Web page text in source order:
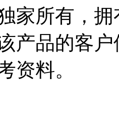
家所有，
产品的客
资料。